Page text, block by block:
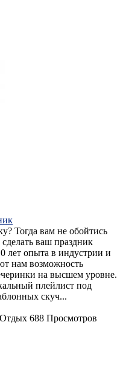
Тогда вам не обойтись
ваш праздник
лет опыта в индустрии и
нам возможность
на высшем уровне.
плейлист под
скуч...
688 Просмотров